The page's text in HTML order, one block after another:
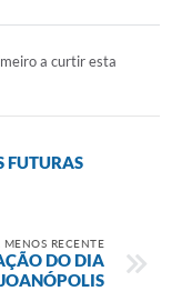
a curtir esta
FUTURAS
RECENTE
DO DIA